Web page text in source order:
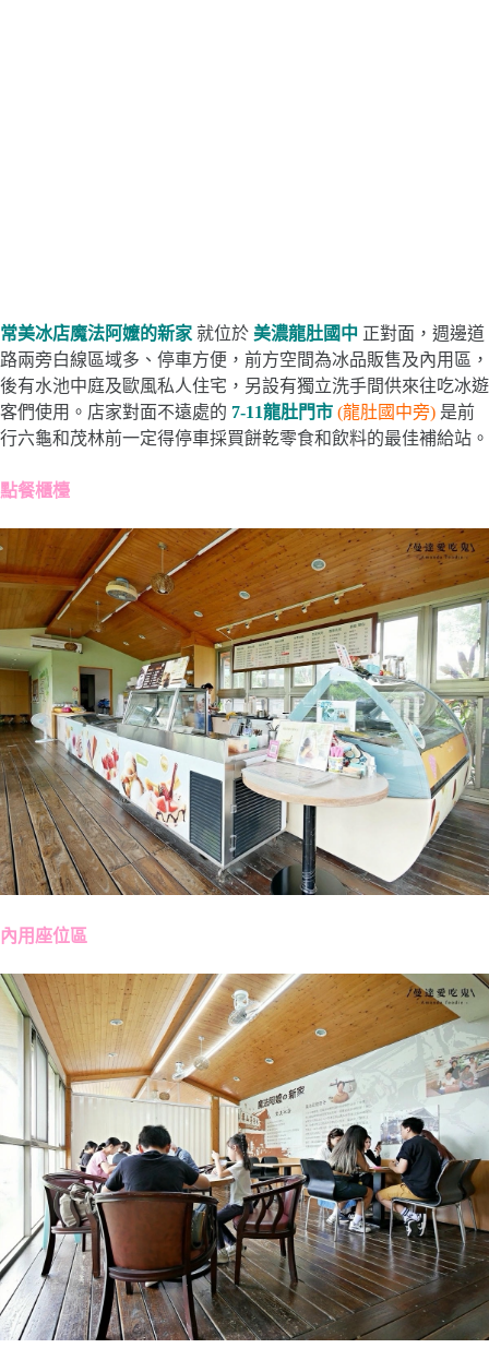
常美冰店魔法阿嬤的新家 就位於 美濃龍肚國中 正對面，週邊道
路兩旁白線區域多、停車方便，前方空間為冰品販售及內用區，
後有水池中庭及歐風私人住宅，另設有獨立洗手間供來往吃冰遊
客們使用。店家對面不遠處的 7-11龍肚門市 (龍肚國中旁) 是前
行六龜和茂林前一定得停車採買餅乾零食和飲料的最佳補給站。
點餐櫃檯
內用座位區